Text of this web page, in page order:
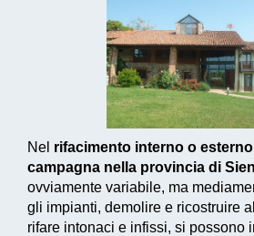
Nel rifacimento interno o
campagna nella provincia di
ovviamente variabile, ma
gli impianti, demolire e ricostruire
rifare intonaci e infissi, si possono